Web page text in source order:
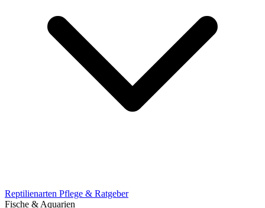
Reptilienarten Pflege & Ratgeber
Fische & Aquarien